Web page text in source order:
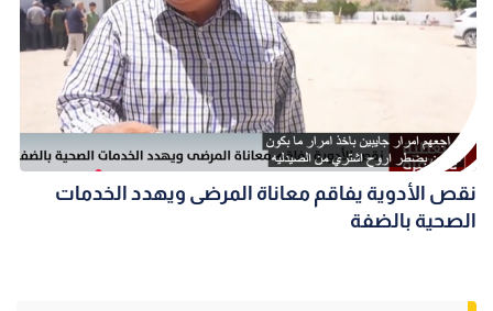
نقص الأدوية يفاقم معاناة المرضى ويهدد الخدمات
الصحية بالضفة